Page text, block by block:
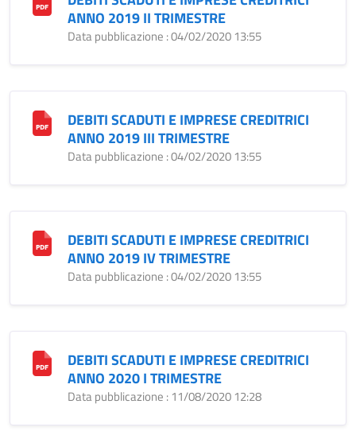
ANNO 2019 II TRIMESTRE
Data pubblicazione : 04/02/2020 13:55
DEBITI SCADUTI E IMPRESE CREDITRICI
ANNO 2019 III TRIMESTRE
Data pubblicazione : 04/02/2020 13:55
DEBITI SCADUTI E IMPRESE CREDITRICI
ANNO 2019 IV TRIMESTRE
Data pubblicazione : 04/02/2020 13:55
DEBITI SCADUTI E IMPRESE CREDITRICI
ANNO 2020 I TRIMESTRE
Data pubblicazione : 11/08/2020 12:28